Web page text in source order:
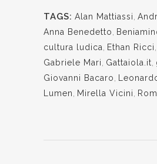
TAGS: Alan Mattiassi
Anna Benedetto
cultura ludica
Ethan Ricci
Gabriele Mari
Gattaiola.it
Giovanni Bacaro
Lumen
Mirella Vicini